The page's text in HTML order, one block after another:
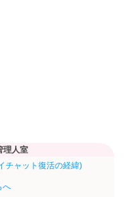
理人室
チャット復活の経緯)
へ